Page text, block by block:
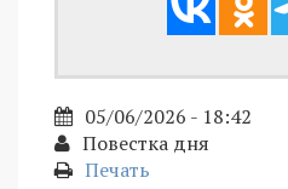
05/06/2026 - 18:42
Повестка дня
Печать